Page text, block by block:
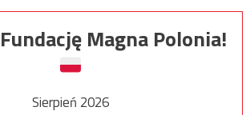
Magna Polonia!
Sierpień 2026